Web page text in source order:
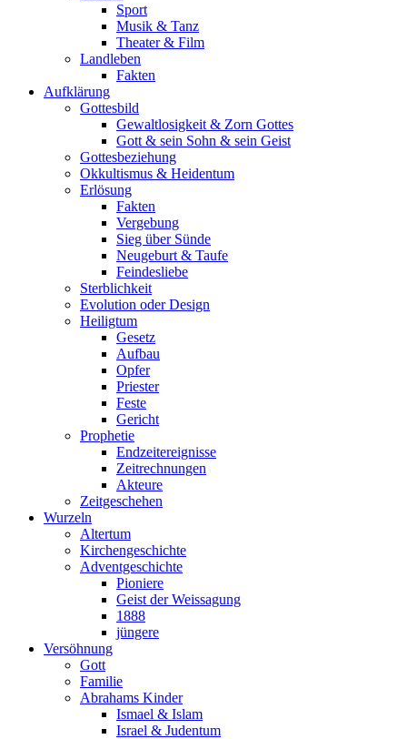
Sport
Musik & Tanz
Theater & Film
Landleben
Fakten
Aufklärung
Gottesbild
Gewaltlosigkeit & Zorn Gottes
Gott & sein Sohn & sein Geist
Gottesbeziehung
Okkultismus & Heidentum
Erlösung
Fakten
Vergebung
Sieg über Sünde
Neugeburt & Taufe
Feindesliebe
Sterblichkeit
Evolution oder Design
Heiligtum
Gesetz
Aufbau
Opfer
Priester
Feste
Gericht
Prophetie
Endzeitereignisse
Zeitrechnungen
Akteure
Zeitgeschehen
Wurzeln
Altertum
Kirchengeschichte
Adventgeschichte
Pioniere
Geist der Weissagung
1888
jüngere
Versöhnung
Gott
Familie
Abrahams Kinder
Ismael & Islam
Israel & Judentum